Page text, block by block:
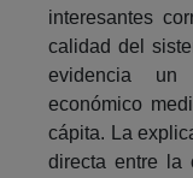
interesantes
calidad del
evidencia
económico
cápita. La
directa entre la